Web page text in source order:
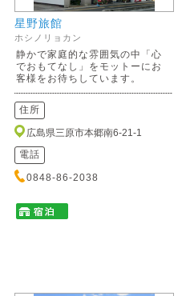
星野旅館
ホシノリョカン
静かで家庭的な雰囲気の中「心
でおもてなし」をモットーにお
客様をお待ちしています。
住所
広島県三原市本郷南6-21-1
電話
0848-86-2038